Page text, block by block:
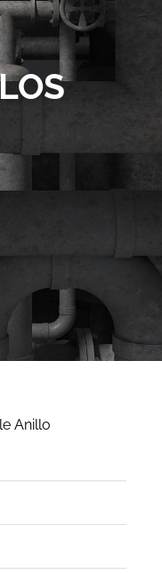
Anillo